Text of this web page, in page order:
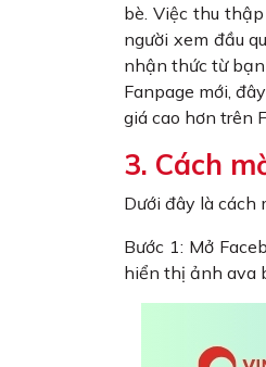
bè. Việc thu
người xem đầu
nhận thức từ
Fanpage mới,
giá cao hơn trên
3. Cách
Dưới đây là cách
Bước 1: Mở
hiển thị ảnh ava